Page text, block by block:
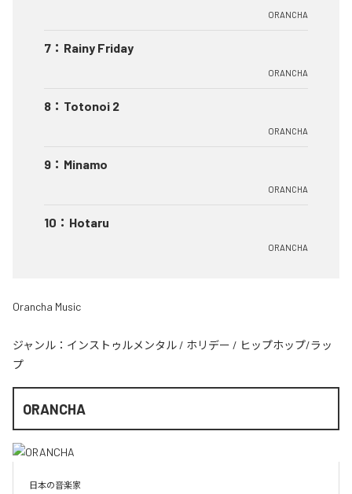
ORANCHA
7 ： Rainy Friday
ORANCHA
8 ： Totonoi 2
ORANCHA
9 ： Minamo
ORANCHA
10 ： Hotaru
ORANCHA
Orancha Music
ジャンル： インストゥルメンタル / ホリデー / ヒップホップ/ラッ
プ
ORANCHA
日本の音楽家